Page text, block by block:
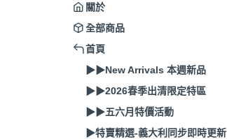
關於
全部商品
首頁
▶▶New Arrivals 本週新品
▶▶2026春季出清限定特區
▶▶五六月特價活動
▶特賣精選-義大利同步即時更新